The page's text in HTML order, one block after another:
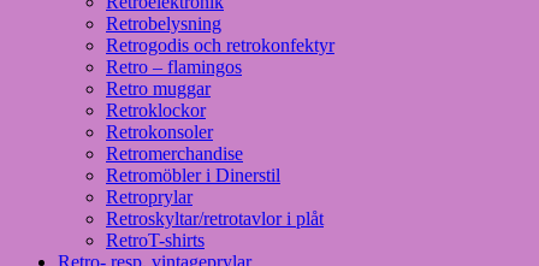
Retrobelysning
Retrogodis och retrokonfektyr
Retro – flamingos
Retro muggar
Retroklockor
Retrokonsoler
Retromerchandise
Retromöbler i Dinerstil
Retroprylar
Retroskyltar/retrotavlor i plåt
RetroT-shirts
Retro- resp. vintageprylar